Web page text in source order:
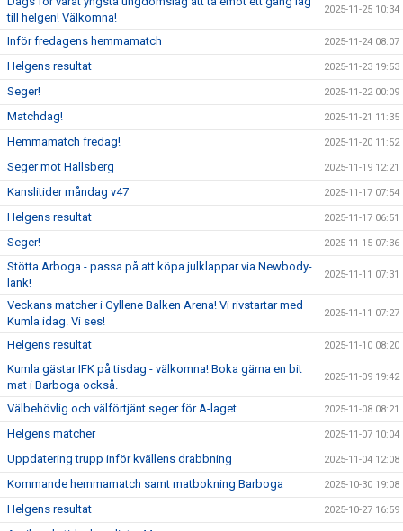
till helgen! Välkomna!
2025-11-25 10:34
Inför fredagens hemmamatch 2025-11-24 08:07
Helgens resultat 2025-11-23 19:53
Seger! 2025-11-22 00:09
Matchdag! 2025-11-21 11:35
Hemmamatch fredag! 2025-11-20 11:52
Seger mot Hallsberg 2025-11-19 12:21
Kanslitider måndag v47 2025-11-17 07:54
Helgens resultat 2025-11-17 06:51
Seger! 2025-11-15 07:36
Stötta Arboga - passa på att köpa julklappar via Newbody-
länk!
2025-11-11 07:31
Veckans matcher i Gyllene Balken Arena! Vi rivstartar med
Kumla idag. Vi ses!
2025-11-11 07:27
Helgens resultat 2025-11-10 08:20
Kumla gästar IFK på tisdag - välkomna! Boka gärna en bit
mat i Barboga också.
2025-11-09 19:42
Välbehövlig och välförtjänt seger för A-laget 2025-11-08 08:21
Helgens matcher 2025-11-07 10:04
Uppdatering trupp inför kvällens drabbning 2025-11-04 12:08
Kommande hemmamatch samt matbokning Barboga 2025-10-30 19:08
Helgens resultat 2025-10-27 16:59